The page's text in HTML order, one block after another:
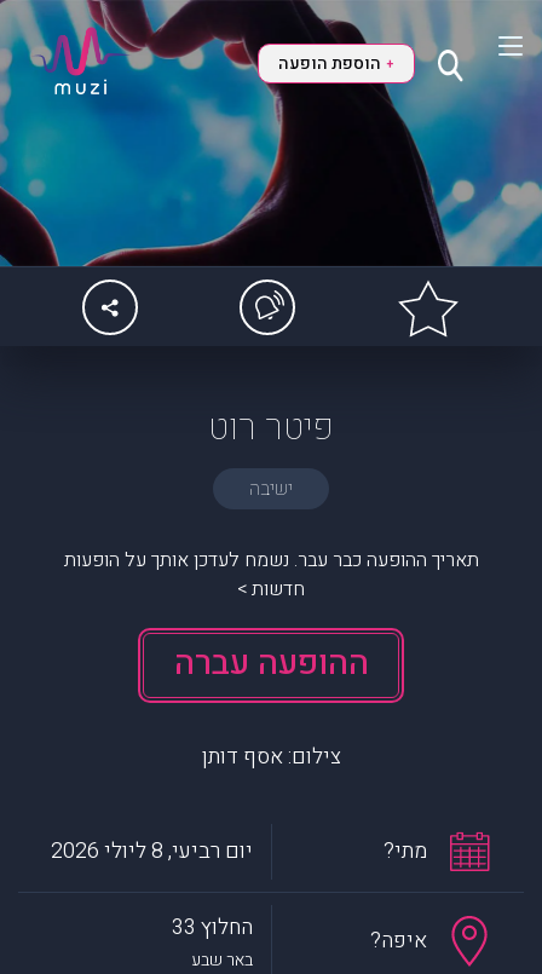
+ הוספת הופעה
פיטר רוט
ישיבה
תאריך ההופעה כבר עבר. נשמח לעדכן אותך על הופעות
חדשות >
ההופעה עברה
צילום: אסף דותן
מתי? יום רביעי, 8 ליולי 2026
איפה? החלוץ 33
באר שבע